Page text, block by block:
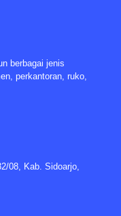
berbagai jenis
perkantoran, ruko,
08, Kab. Sidoarjo,